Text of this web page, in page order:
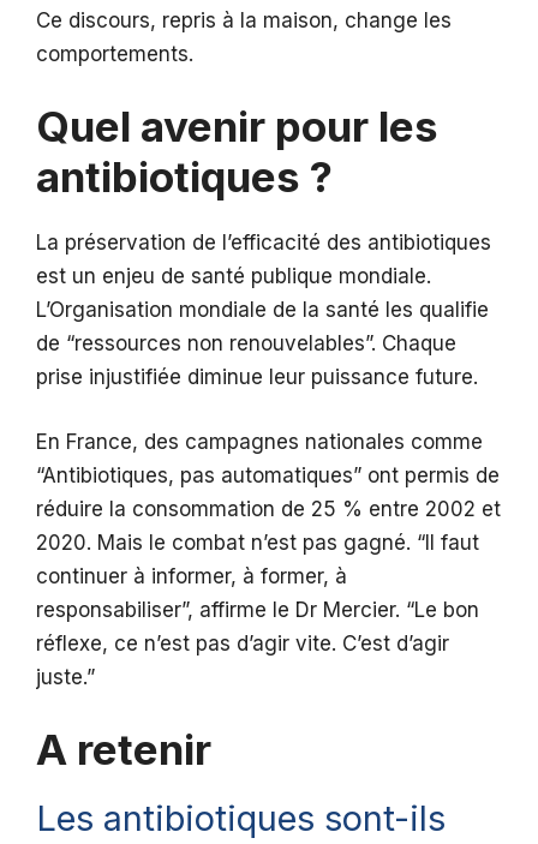
Ce discours, repris à la maison, change les
comportements.
Quel avenir pour les
antibiotiques ?
La préservation de l’efficacité des antibiotiques
est un enjeu de santé publique mondiale.
L’Organisation mondiale de la santé les qualifie
de “ressources non renouvelables”. Chaque
prise injustifiée diminue leur puissance future.
En France, des campagnes nationales comme
“Antibiotiques, pas automatiques” ont permis de
réduire la consommation de 25 % entre 2002 et
2020. Mais le combat n’est pas gagné. “Il faut
continuer à informer, à former, à
responsabiliser”, affirme le Dr Mercier. “Le bon
réflexe, ce n’est pas d’agir vite. C’est d’agir
juste.”
A retenir
Les antibiotiques sont-ils